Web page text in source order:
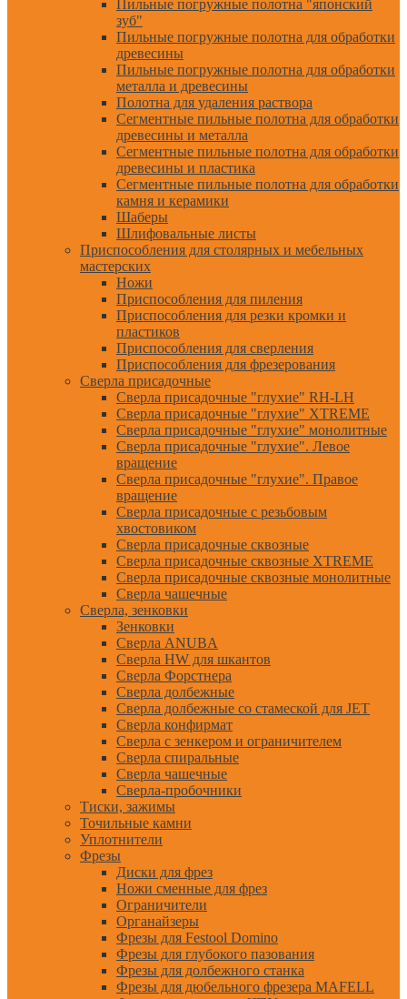
Пильные погружные полотна "японский
зуб"
Пильные погружные полотна для обработки
древесины
Пильные погружные полотна для обработки
металла и древесины
Полотна для удаления раствора
Сегментные пильные полотна для обработки
древесины и металла
Сегментные пильные полотна для обработки
древесины и пластика
Сегментные пильные полотна для обработки
камня и керамики
Шаберы
Шлифовальные листы
Приспособления для столярных и мебельных
мастерских
Ножи
Приспособления для пиления
Приспособления для резки кромки и
пластиков
Приспособления для сверления
Приспособления для фрезерования
Сверла присадочные
Сверла присадочные "глухие" RH-LH
Сверла присадочные "глухие" XTREME
Сверла присадочные "глухие" монолитные
Сверла присадочные "глухие". Левое
вращение
Сверла присадочные "глухие". Правое
вращение
Сверла присадочные с резьбовым
хвостовиком
Сверла присадочные сквозные
Сверла присадочные сквозные XTREME
Сверла присадочные сквозные монолитные
Сверла чашечные
Сверла, зенковки
Зенковки
Сверла ANUBA
Сверла HW для шкантов
Сверла Форстнера
Сверла долбежные
Сверла долбежные со стамеской для JET
Сверла конфирмат
Сверла с зенкером и ограничителем
Сверла спиральные
Сверла чашечные
Сверла-пробочники
Тиски, зажимы
Точильные камни
Уплотнители
Фрезы
Диски для фрез
Ножи сменные для фрез
Ограничители
Органайзеры
Фрезы для Festool Domino
Фрезы для глубокого пазования
Фрезы для долбежного станка
Фрезы для дюбельного фрезера MAFELL